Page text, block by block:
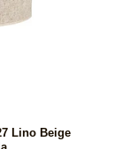
Lino Beige